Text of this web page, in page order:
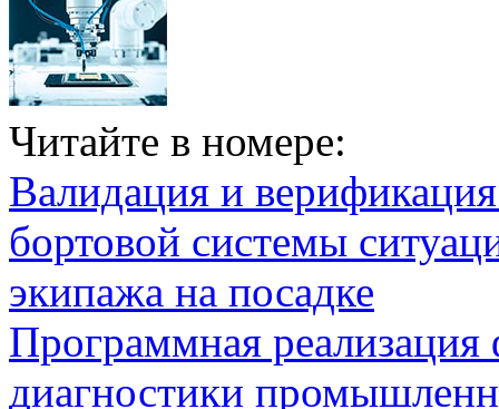
Читайте в номере:
Валидация и
бортовой системы
экипажа на посадке
Программная
диагностики